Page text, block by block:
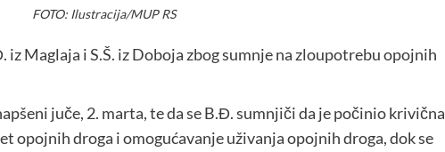
FOTO: Ilustracija/MUP RS
Maglaja i S.Š. iz Doboja zbog sumnje na zloupotrebu opojnih
juče, 2. marta, te da se B.Đ. sumnjiči da je počinio krivična
opojnih droga i omogućavanje uživanja opojnih droga, dok se